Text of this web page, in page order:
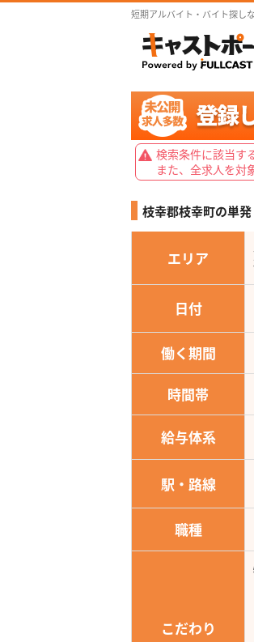
短期アルバイト・バイト探し
検索条件に該当す
また、全求人を対
枝幸郡枝幸町の単
エリア
日付
働く期間
時間帯
給与体系
駅・路線
職種
こだわり